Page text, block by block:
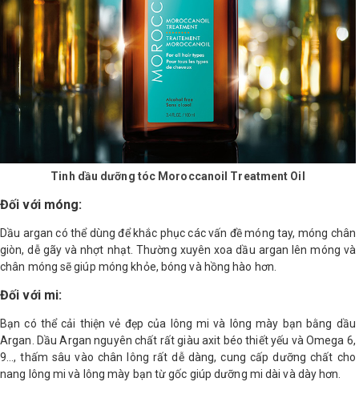
Tinh dầu dưỡng tóc Moroccanoil Treatment Oil
Đối với móng:
Dầu argan có thể dùng để khắc phục các vấn đề móng tay, móng chân
giòn, dễ gãy và nhợt nhạt. Thường xuyên xoa dầu argan lên móng và
chân móng sẽ giúp móng khỏe, bóng và hồng hào hơn.
Đối với mi:
Bạn có thể cải thiện vẻ đẹp của lông mi và lông mày bạn bằng dầu
Argan. Dầu Argan nguyên chất rất giàu axit béo thiết yếu và Omega 6,
9…, thấm sâu vào chân lông rất dễ dàng, cung cấp dưỡng chất cho
nang lông mi và lông mày bạn từ gốc giúp dưỡng mi dài và dày hơn.